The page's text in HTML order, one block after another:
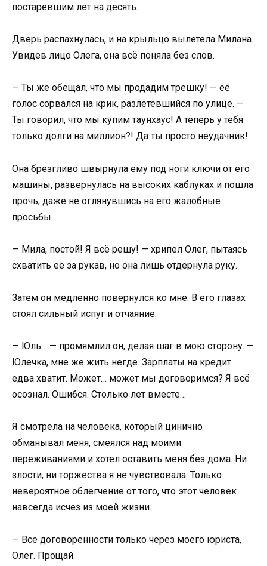
постаревшим лет на десять.
Дверь распахнулась, и на крыльцо вылетела Милана.
Увидев лицо Олега, она всё поняла без слов.
— Ты же обещал, что мы продадим трешку! — её
голос сорвался на крик, разлетевшийся по улице. —
Ты говорил, что мы купим таунхаус! А теперь у тебя
только долги на миллион?! Да ты просто неудачник!
Она брезгливо швырнула ему под ноги ключи от его
машины, развернулась на высоких каблуках и пошла
прочь, даже не оглянувшись на его жалобные
просьбы.
— Мила, постой! Я всё решу! — хрипел Олег, пытаясь
схватить её за рукав, но она лишь отдернула руку.
Затем он медленно повернулся ко мне. В его глазах
стоял сильный испуг и отчаяние.
— Юль… — промямлил он, делая шаг в мою сторону. —
Юлечка, мне же жить негде. Зарплаты на кредит
едва хватит. Может… может мы договоримся? Я всё
осознал. Ошибся. Столько лет вместе…
Я смотрела на человека, который цинично
обманывал меня, смеялся над моими
переживаниями и хотел оставить меня без дома. Ни
злости, ни торжества я не чувствовала. Только
невероятное облегчение от того, что этот человек
навсегда исчез из моей жизни.
— Все договоренности только через моего юриста,
Олег. Прощай.